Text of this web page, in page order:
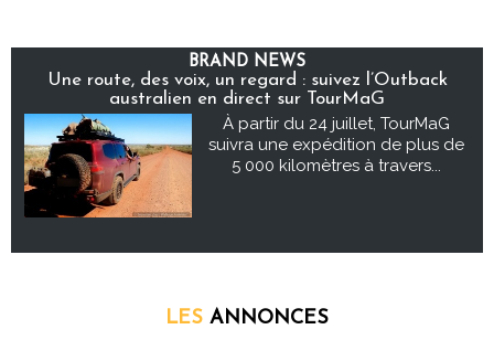
BRAND NEWS
Une route, des voix, un regard : suivez l’Outback
australien en direct sur TourMaG
À partir du 24 juillet, TourMaG
suivra une expédition de plus de
5 000 kilomètres à travers...
LES ANNONCES